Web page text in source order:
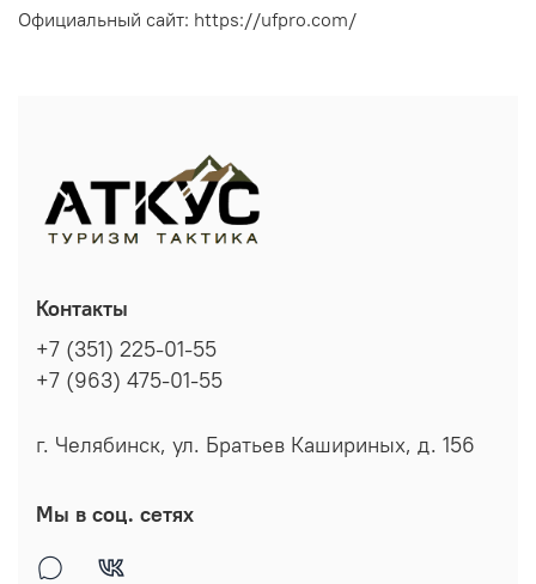
Официальный сайт: https://ufpro.com/
Контакты
+7 (351) 225-01-55
+7 (963) 475-01-55
г. Челябинск, ул. Братьев Кашириных, д. 156
Мы в соц. сетях